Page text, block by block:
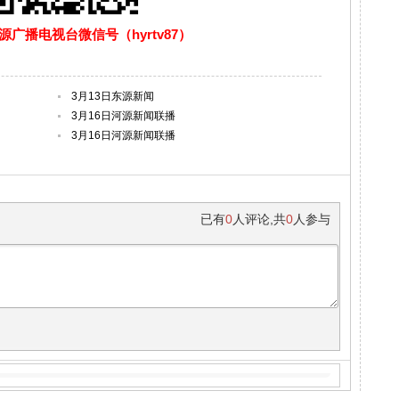
广播电视台微信号（hyrtv87）
3月13日东源新闻
3月16日河源新闻联播
3月16日河源新闻联播
已有0人评论 共0人参与